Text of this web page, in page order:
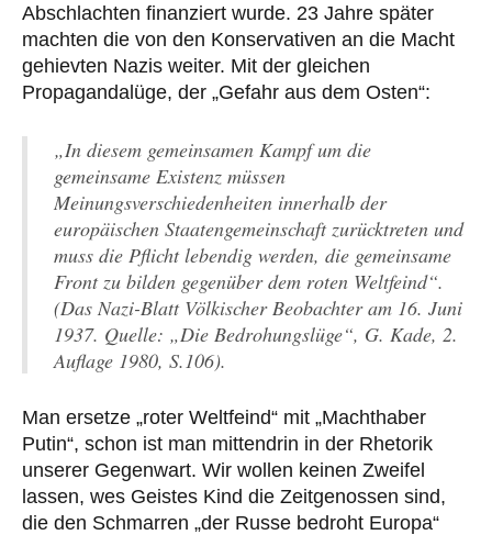
Abschlachten finanziert wurde. 23 Jahre später
machten die von den Konservativen an die Macht
gehievten Nazis weiter. Mit der gleichen
Propagandalüge, der „Gefahr aus dem Osten“:
„In diesem gemeinsamen Kampf um die
gemeinsame Existenz müssen
Meinungsverschiedenheiten innerhalb der
europäischen Staatengemeinschaft zurücktreten und
muss die Pflicht lebendig werden, die gemeinsame
Front zu bilden gegenüber dem roten Weltfeind“.
(Das Nazi-Blatt Völkischer Beobachter am 16. Juni
1937. Quelle: „Die Bedrohungslüge“, G. Kade, 2.
Auflage 1980, S.106).
Man ersetze „roter Weltfeind“ mit „Machthaber
Putin“, schon ist man mittendrin in der Rhetorik
unserer Gegenwart. Wir wollen keinen Zweifel
lassen, wes Geistes Kind die Zeitgenossen sind,
die den Schmarren „der Russe bedroht Europa“